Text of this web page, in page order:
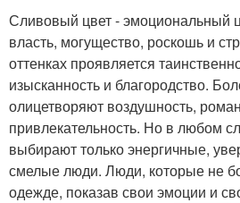
Сливовый цвет - эмоциональный
власть, могущество, роскошь и
оттенках проявляется
изысканность и благородство.
олицетворяют воздушность,
привлекательность. Но в любом
выбирают только энергичные,
смелые люди. Люди, которые не
одежде, показав свои эмоции и